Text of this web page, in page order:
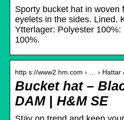
Sporty bucket hat in woven
eyelets in the sides. Lined.
Ytterlager: Polyester 100%:
100%.
http s://www2.hm.com › … › Hattar
Bucket hat –
DAM | H&M SE